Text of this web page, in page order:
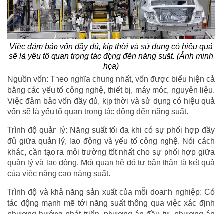
Việc đảm bảo vốn đầy đủ, kịp thời và sử dụng có hiệu quả
sẽ là yếu tố quan trọng tác động đến năng suất. (Ảnh minh
họa)
Nguồn vốn: Theo nghĩa chung nhất, vốn được biểu hiện cả
bằng các yếu tố công nghệ, thiết bị, máy móc, nguyên liệu.
Việc đảm bảo vốn đầy đủ, kịp thời và sử dụng có hiệu quả
vốn sẽ là yếu tố quan trọng tác động đến năng suất.
Trình độ quản lý: Năng suất tối đa khi có sự phối hợp đầy
đủ giữa quản lý, lao động và yếu tố công nghệ. Nói cách
khác, cần tạo ra môi trường tốt nhất cho sự phối hợp giữa
quản lý và lao động. Mối quan hệ đó tự bản thân là kết quả
của việc nâng cao năng suất.
Trình độ và khả năng sản xuất của mỗi doanh nghiệp: Có
tác động mạnh mẽ tới năng suất thông qua việc xác định